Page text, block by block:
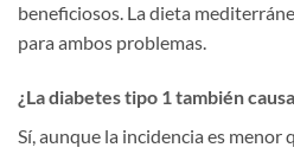
beneficiosos. La dieta
para ambos problemas.
¿La diabetes tipo 1 también
Sí, aunque la incidencia es menor